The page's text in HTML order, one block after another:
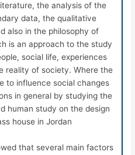
the analysis of the
data, the qualitative
also in the philosophy of
is an approach to the study
social life, experiences
reality of society. Where the
to influence social changes
in general by studying the
human study on the design
house in Jordan.
that several main factors